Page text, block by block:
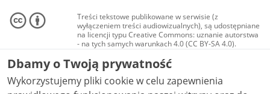
Treści tekstowe publikowane w serwisie (z
wyłączeniem treści audiowizualnych), są udostępniane
na licencji typu Creative Commons: uznanie autorstwa
- na tych samych warunkach 4.0 (CC BY-SA 4.0).
Materiały audiowizualne, w tym zdjęcia, materiały
audio i wideo, są udostępniane na licencji typu
Creative Commons: uznanie autorstwa użycie
niekomercyjne - bez utworów zależnych 4.0 (CC BY-
NC-ND 4.0), o ile nie jest to stwierdzone inaczej.
Dbamy o Twoją prywatność
Wykorzystujemy pliki cookie w celu zapewnienia